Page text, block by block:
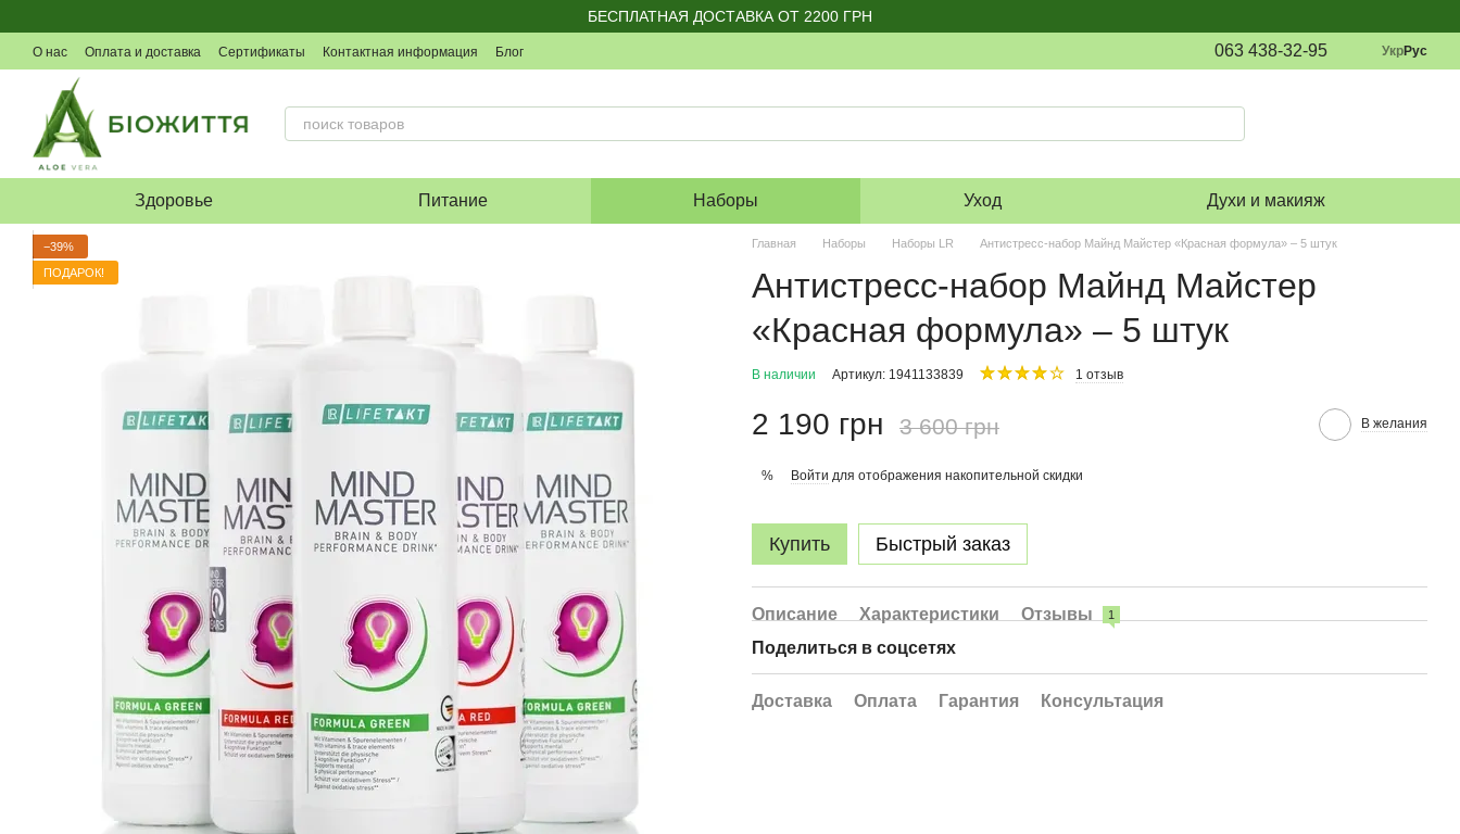
БЕСПЛАТНАЯ ДОСТАВКА ОТ 2200 ГРН
О нас Оплата и доставка Сертификаты Контактная информация Блог 063 438-32-95 УкрРус
Здоровье Питание Наборы Уход Духи и макияж
−39%
ПОДАРОК!
Главная Наборы Наборы LR Антистресс-набор Майнд Майстер «Красная формула» – 5 штук
Антистресс-набор Майнд Майстер
«Красная формула» – 5 штук
В наличии Артикул: 1941133839 1 отзыв
2 190 грн 3 600 грн В желания
% Войти для отображения накопительной скидки
Купить Быстрый заказ
Описание Характеристики Отзывы 1
Поделиться в соцсетях
Доставка Оплата Гарантия Консультация